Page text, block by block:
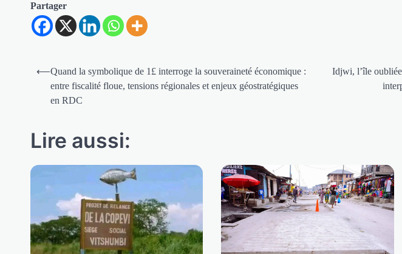
Partager
Navigation
l’article
⟵Quand la symbolique de 1£ interroge la souveraineté économique :
entre fiscalité floue, tensions régionales et enjeux géostratégiques
en RDC
Idjwi, l’île
Lire aussi: